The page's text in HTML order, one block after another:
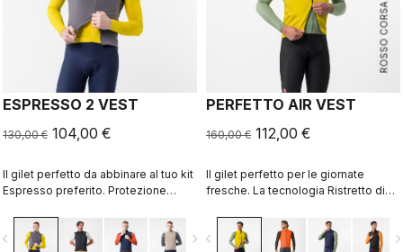
ESPRESSO 2 VEST
130,00 € 104,00 €
Il gilet perfetto da abbinare al tuo kit
Espresso preferito. Protezione
traspirante, completamente
ripiegabile, 3 tasche, zip a doppia
navigate_next
ROSSO CORSA
PERFETTO AIR VEST
160,00 € 112,00 €
Il gilet perfetto per le giornate
fresche. La tecnologia Ristretto di
flusso d’aria limitato per mantenere il
corpo asciutto.
navigate_before